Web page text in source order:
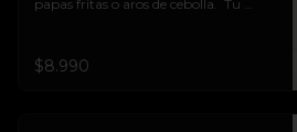
papas fritas o aros de cebolla.  Tu
$8.990